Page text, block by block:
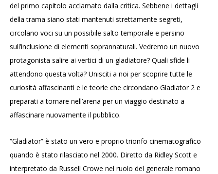
del primo capitolo acclamato dalla critica. Sebbene i dettagli
della trama siano stati mantenuti strettamente segreti,
circolano voci su un possibile salto temporale e persino
sull’inclusione di elementi soprannaturali. Vedremo un nuovo
protagonista salire ai vertici di un gladiatore? Quali sfide li
attendono questa volta? Unisciti a noi per scoprire tutte le
curiosità affascinanti e le teorie che circondano Gladiator 2 e
preparati a tornare nell’arena per un viaggio destinato a
affascinare nuovamente il pubblico.
“Gladiator” è stato un vero e proprio trionfo cinematografico
quando è stato rilasciato nel 2000. Diretto da Ridley Scott e
interpretato da Russell Crowe nel ruolo del generale romano